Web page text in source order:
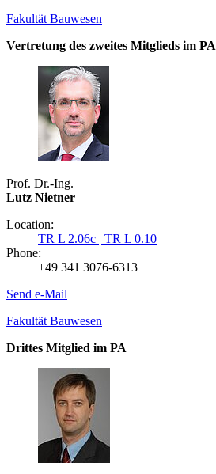
Fakultät Bauwesen
Vertretung des zweites Mitglieds im PA
Prof. Dr.-Ing.
Lutz Nietner
Location:
TR L 2.06c | TR L 0.10
Phone:
+49 341 3076-6313
Send e-Mail
Fakultät Bauwesen
Drittes Mitglied im PA